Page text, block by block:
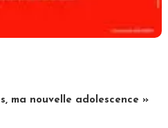
ma nouvelle adolescence »